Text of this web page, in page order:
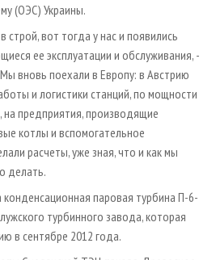
(ОЭС) Украины.
строй, вот тогда у нас и появились
ее эксплуатации и обслуживания, -
вновь поехали в Европу: в Австрию
и логистики станций, по мощности
на предприятия, производящие
котлы и вспомогательное
расчеты, уже зная, что и как мы
делать.
паровая турбина П-6-
турбинного завода, которая
в сентябре 2012 года.